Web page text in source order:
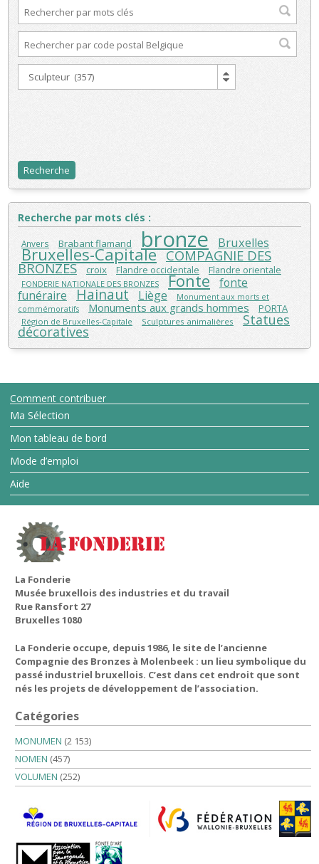
Recherche par mots clés :
Anvers Brabant flamand bronze Bruxelles
Bruxelles-Capitale COMPAGNIE DES
BRONZES croix Flandre occidentale Flandre orientale
FONDERIE NATIONALE DES BRONZES Fonte fonte
funéraire
Hainaut Liège
Monument aux morts et
commémoratifs
Monuments aux grands hommes PORTA
Région de Bruxelles-Capitale Sculptures animalières Statues
décoratives
Comment contribuer
Ma Sélection
Mon tableau de bord
Mode d’emploi
Aide
La Fonderie
Musée bruxellois des industries et du travail
Rue Ransfort 27
Bruxelles 1080
La Fonderie occupe, depuis 1986, le site de l’ancienne
Compagnie des Bronzes à Molenbeek : un lieu symbolique du
passé industriel bruxellois. C’est dans cet endroit que sont
nés les projets de développement de l’association.
Catégories
MONUMEN (2 153)
NOMEN (457)
VOLUMEN (252)